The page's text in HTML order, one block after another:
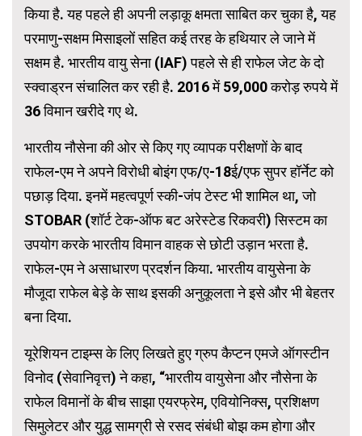
किया है. यह पहले ही अपनी लड़ाकू क्षमता साबित कर चुका है, यह
परमाणु-सक्षम मिसाइलों सहित कई तरह के हथियार ले जाने में
सक्षम है. भारतीय वायु सेना (IAF) पहले से ही राफेल जेट के दो
स्क्वाड्रन संचालित कर रही है. 2016 में 59,000 करोड़ रुपये में
36 विमान खरीदे गए थे.
भारतीय नौसेना की ओर से किए गए व्यापक परीक्षणों के बाद
राफेल-एम ने अपने विरोधी बोइंग एफ/ए-18ई/एफ सुपर हॉर्नेट को
पछाड़ दिया. इनमें महत्वपूर्ण स्की-जंप टेस्ट भी शामिल था, जो
STOBAR (शॉर्ट टेक-ऑफ बट अरेस्टेड रिकवरी) सिस्टम का
उपयोग करके भारतीय विमान वाहक से छोटी उड़ान भरता है.
राफेल-एम ने असाधारण प्रदर्शन किया. भारतीय वायुसेना के
मौजूदा राफेल बेड़े के साथ इसकी अनुकूलता ने इसे और भी बेहतर
बना दिया.
यूरेशियन टाइम्स के लिए लिखते हुए ग्रुप कैप्टन एमजे ऑगस्टीन
विनोद (सेवानिवृत्त) ने कहा, “भारतीय वायुसेना और नौसेना के
राफेल विमानों के बीच साझा एयरफ्रेम, एवियोनिक्स, प्रशिक्षण
सिमुलेटर और युद्ध सामग्री से रसद संबंधी बोझ कम होगा और